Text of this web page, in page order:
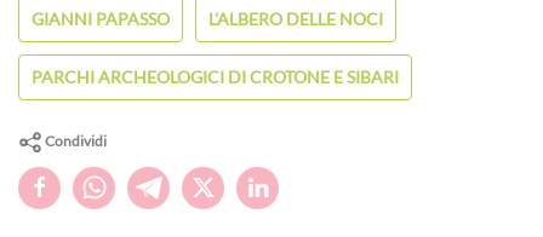
GIANNI PAPASSO L'ALBERO DELLE NOCI
PARCHI ARCHEOLOGICI DI CROTONE E SIBARI
Condividi